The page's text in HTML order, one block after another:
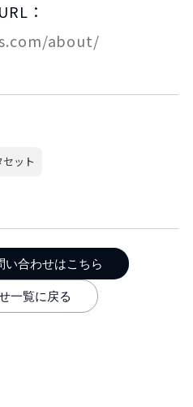
：
about/
ット
一覧に戻る
い合わせはこちら